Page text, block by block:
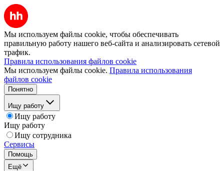
Мы используем файлы cookie, чтобы обеспечивать
правильную работу нашего веб-сайта и анализировать сетевой
трафик.
Правила использования файлов cookie
Мы используем файлы cookie. Правила использования
файлов cookie
Понятно
Ищу работу
Ищу работу
Ищу работу
Ищу сотрудника
Сервисы
Помощь
Ещё